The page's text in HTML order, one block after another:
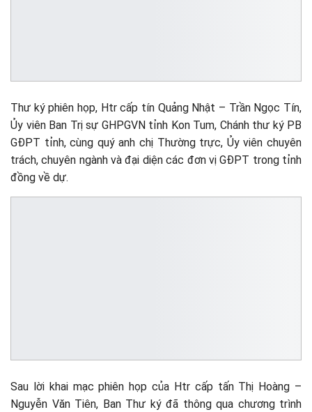
Thư ký phiên họp, Htr cấp tín Quảng Nhật – Trần Ngọc Tín,
Ủy viên Ban Trị sự GHPGVN tỉnh Kon Tum, Chánh thư ký PB
GĐPT tỉnh, cùng quý anh chị Thường trực, Ủy viên chuyên
trách, chuyên ngành và đại diện các đơn vị GĐPT trong tỉnh
đồng về dự.
Sau lời khai mạc phiên họp của Htr cấp tấn Thị Hoàng –
Nguyễn Văn Tiên, Ban Thư ký đã thông qua chương trình